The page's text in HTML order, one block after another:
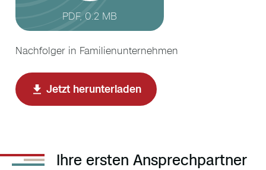
PDF, 0.2 MB
Nachfolger in Familienunternehmen
Jetzt herunterladen
Ihre ersten Ansprechpartner